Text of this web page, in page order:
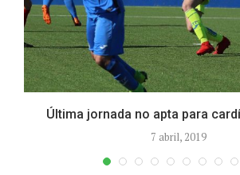
Última jornada no apta para
7 abril, 2019